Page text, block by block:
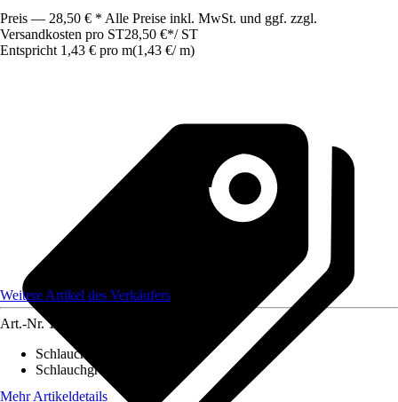
Preis — 28,50 € * Alle Preise inkl. MwSt. und ggf. zzgl.
Versandkosten pro ST28,50 €*/ ST
Entspricht 1,43 € pro m(1,43 €/ m)
Weitere Artikel des Verkäufers
Art.-Nr. 12432409
Schlauchlänge
Schlauchgröße
Mehr Artikeldetails